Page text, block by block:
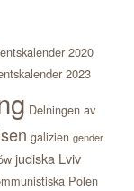
2020
2023
Delningen av
galizien gender
judiska Lviv
Polen